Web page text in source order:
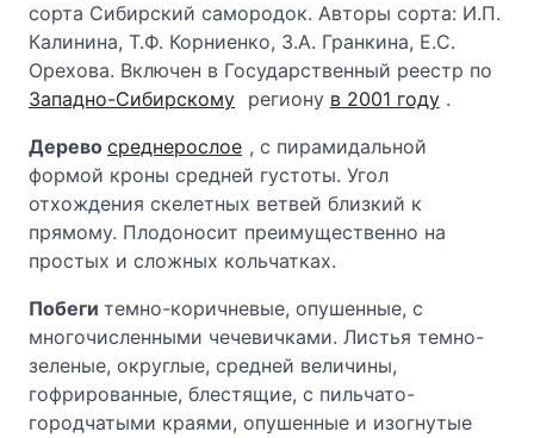
сорта Сибирский самородок. Авторы сорта: И.П.
Калинина, Т.Ф. Корниенко, З.А. Гранкина, Е.С.
Орехова. Включен в Государственный реестр по
Западно-Сибирскому региону в 2001 году .
Дерево среднерослое , с пирамидальной
формой кроны средней густоты. Угол
отхождения скелетных ветвей близкий к
прямому. Плодоносит преимущественно на
простых и сложных кольчатках.
Побеги темно-коричневые, опушенные, с
многочисленными чечевичками. Листья темно-
зеленые, округлые, средней величины,
гофрированные, блестящие, с пильчато-
городчатыми краями, опушенные и изогнутые